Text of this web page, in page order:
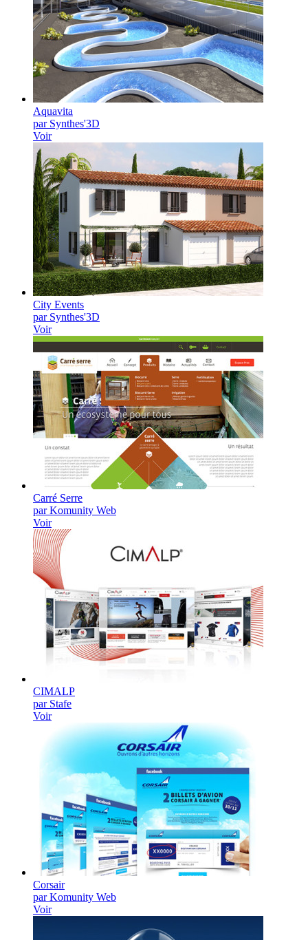
Aquavita
par Synthes'3D
Voir
City Events
par Synthes'3D
Voir
Carré Serre
par Komunity Web
Voir
CIMALP
par Stafe
Voir
Corsair
par Komunity Web
Voir